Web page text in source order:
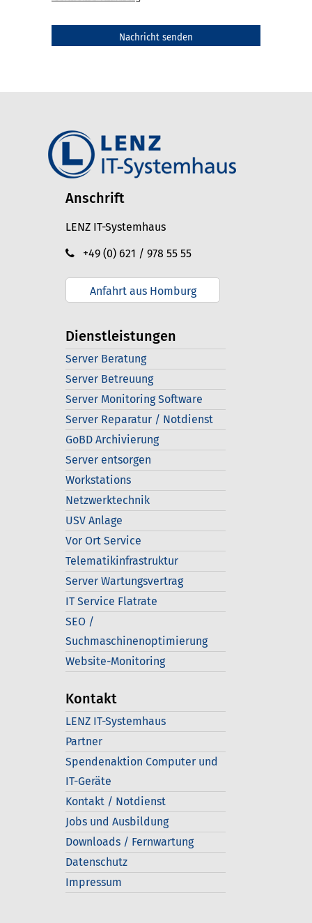
Anschrift
LENZ IT-Systemhaus
+49 (0) 621 / 978 55 55
Anfahrt aus Homburg
Dienstleistungen
Server Beratung
Server Betreuung
Server Monitoring Software
Server Reparatur / Notdienst
GoBD Archivierung
Server entsorgen
Workstations
Netzwerktechnik
USV Anlage
Vor Ort Service
Telematikinfrastruktur
Server Wartungsvertrag
IT Service Flatrate
SEO /
Suchmaschinenoptimierung
Website-Monitoring
Kontakt
LENZ IT-Systemhaus
Partner
Spendenaktion Computer und
IT-Geräte
Kontakt / Notdienst
Jobs und Ausbildung
Downloads / Fernwartung
Datenschutz
Impressum